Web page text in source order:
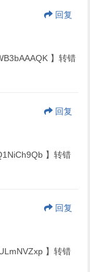
回复
】转错
回复
】转错
回复
】转错